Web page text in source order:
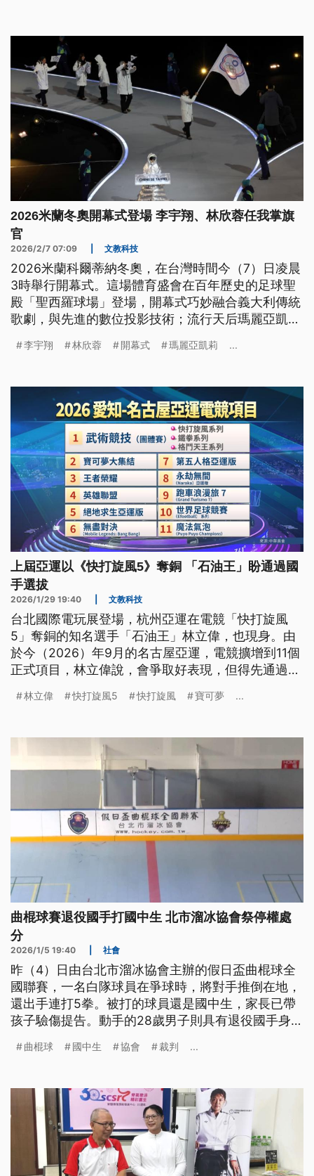
2026米蘭冬奧開幕式登場 李宇翔、林欣蓉任我掌旗
官
2026/2/7 07:09 文教科技
2026米蘭科爾蒂納冬奧，在台灣時間今（7）日凌晨
3時舉行開幕式。這場體育盛會在百年歷史的足球聖
殿「聖西羅球場」登場，開幕式巧妙融合義大利傳統
歌劇，與先進的數位投影技術；流行天后瑪麗亞凱莉
情。我國代表團是由李宇翔與林欣蓉2位選手共同掌
李宇翔 林欣蓉 開幕式 瑪麗亞凱莉 ...
上屆亞運以《快打旋風5》奪銅 「石油王」盼通過國
手選拔
2026/1/29 19:40 文教科技
台北國際電玩展登場，杭州亞運在電競「快打旋風
5」奪銅的知名選手「石油王」林立偉，也現身。由
於今（2026）年9月的名古屋亞運，電競擴增到11個
正式項目，林立偉說，會爭取好表現，但得先通過2
林立偉 快打旋風5 快打旋風 寶可夢 ...
曲棍球賽退役國手打國中生 北市溜冰協會祭停權處
分
2026/1/5 19:40 社會
昨（4）日由台北市溜冰協會主辦的假日盃曲棍球全
國聯賽，一名白隊球員在爭球時，將對手推倒在地，
還出手連打5拳。被打的球員還是國中生，家長已帶
孩子驗傷提告。動手的28歲男子則具有退役國手身
的相關賽事，將來都不能參與。
曲棍球 國中生 協會 裁判 ...